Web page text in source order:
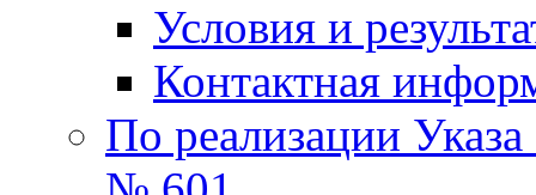
Условия и
Контактная
По реализации